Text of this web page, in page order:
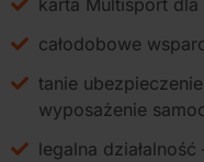
karta Multisport dla
całodobowe
tanie
wyposażenie
legalna